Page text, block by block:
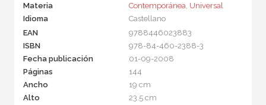
Materia
Contemporánea Universal
Idioma
Castellano
EAN
9788446023883
ISBN
978-84-460-2388-3
Fecha publicación
01-09-2008
Páginas
144
Ancho
19 cm
Alto
23.5 cm